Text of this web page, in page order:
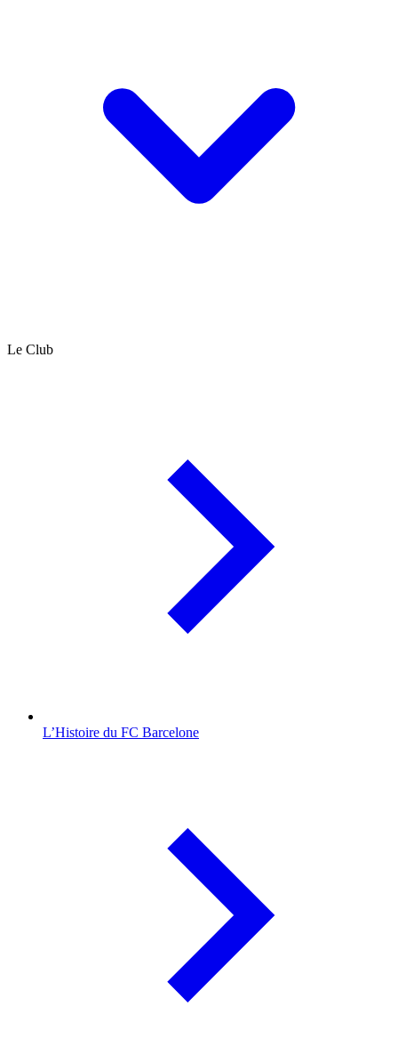
Le Club
L’Histoire du FC Barcelone